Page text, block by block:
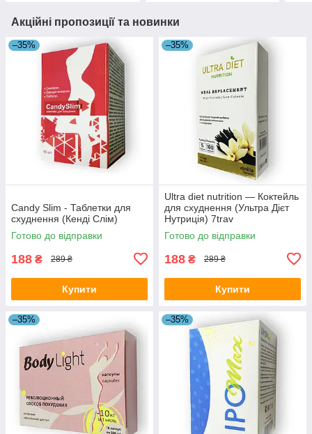
Акційні пропозиції та новинки
–35%
Сandy Slim - Таблетки для
схуднення (Кенді Слім)
Готово до відправки
188 ₴ 289 ₴
Купити
–35%
Ultra diet nutrition — Коктейль
для схуднення (Ультра Дієт
Нутриція) 7trav
Готово до відправки
188 ₴ 289 ₴
Купити
–35% –35%